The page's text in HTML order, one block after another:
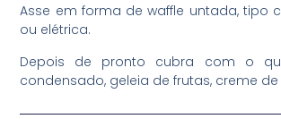
Asse em forma de waffle untada, tipo
ou elétrica.
Depois de pronto cubra com o
condensado, geleia de frutas, creme de